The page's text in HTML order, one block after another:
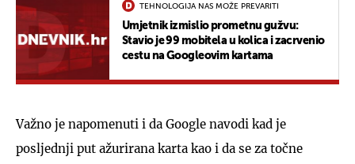
TEHNOLOGIJA NAS MOŽE PREVARITI
Umjetnik izmislio prometnu gužvu:
Stavio je 99 mobitela u kolica i zacrvenio
cestu na Googleovim kartama
Važno je napomenuti i da Google navodi kad je
posljednji put ažurirana karta kao i da se za točne